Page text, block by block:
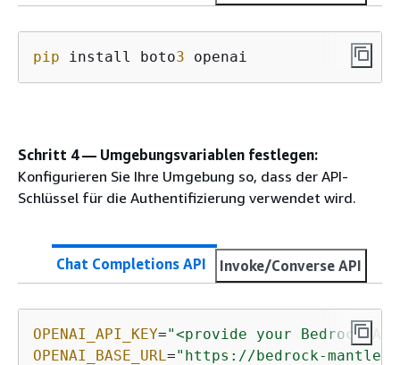
pip install boto3 openai
Schritt 4 — Umgebungsvariablen festlegen:
Konfigurieren Sie Ihre Umgebung so, dass der API-
Schlüssel für die Authentifizierung verwendet wird.
Chat Completions API Invoke/Converse API
OPENAI_API_KEY="<provide your Bedrock
OPENAI_BASE_URL="https://bedrock-